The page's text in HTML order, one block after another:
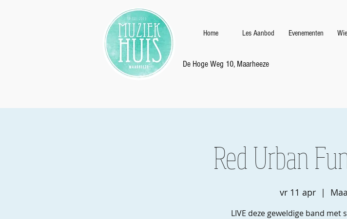
Home Les Aanbod Evenementen
De Hoge Weg 10, Maarheeze
Red Urban
vr 11 apr
  |
LIVE deze geweldige band met